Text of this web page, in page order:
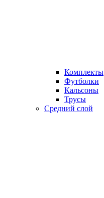
Комплекты
Футболки
Кальсоны
Трусы
Средний слой